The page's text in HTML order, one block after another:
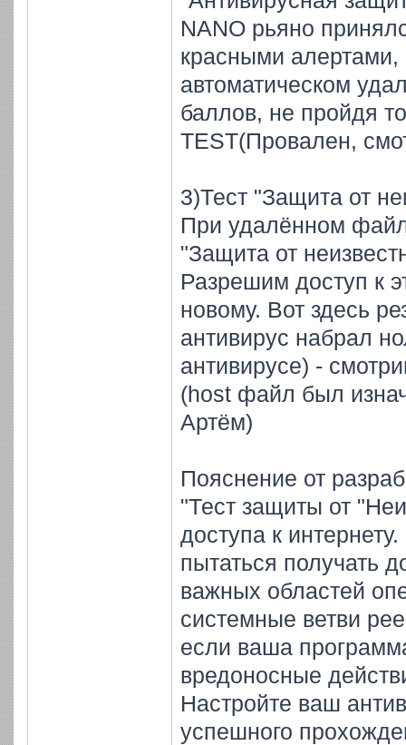
NANO рьяно
красными алертами,
автоматическом
баллов, не пройдя
TEST(Провален,
3)Тест "Защита от
При удалённом
"Защита от
Разрешим доступ к
новому. Вот здесь
антивирус набрал
антивирусе) -
(host файл был
Артём)
Пояснение от
"Тест защиты от
доступа к
пытаться получать
важных областей
системные ветви
если ваша
вредоносные
Настройте ваш
успешного